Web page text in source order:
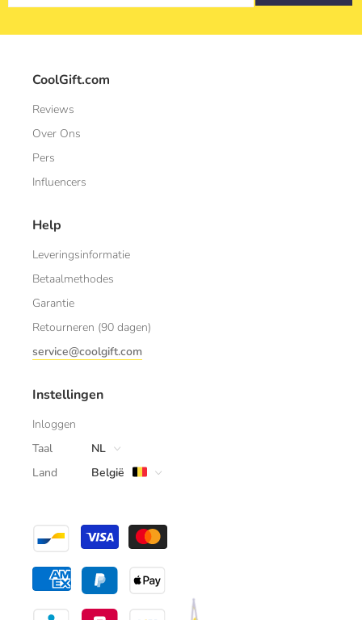
CoolGift.com
Reviews
Over Ons
Pers
Influencers
Help
Leveringsinformatie
Betaalmethodes
Garantie
Retourneren (90 dagen)
service@coolgift.com
Instellingen
Inloggen
Taal
NL
Land
België